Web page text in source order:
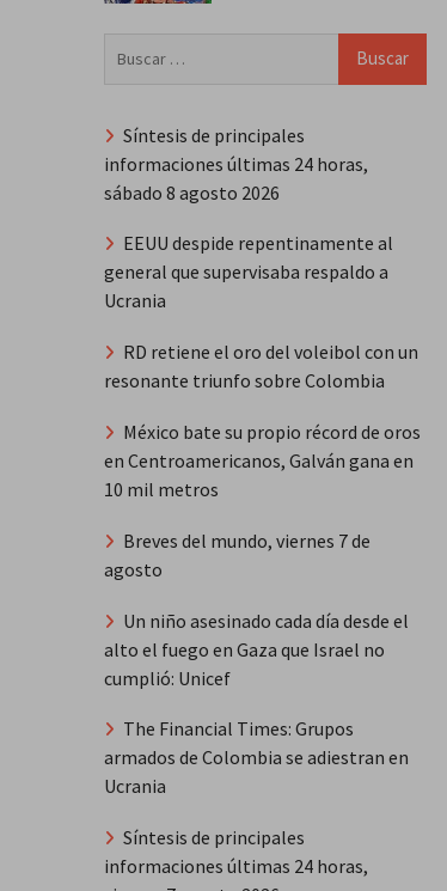
Síntesis de principales
informaciones últimas 24 horas,
sábado 8 agosto 2026
EEUU despide repentinamente al
general que supervisaba respaldo a
Ucrania
RD retiene el oro del voleibol con un
resonante triunfo sobre Colombia
México bate su propio récord de oros
en Centroamericanos, Galván gana en
10 mil metros
Breves del mundo, viernes 7 de
agosto
Un niño asesinado cada día desde el
alto el fuego en Gaza que Israel no
cumplió: Unicef
The Financial Times: Grupos
armados de Colombia se adiestran en
Ucrania
Síntesis de principales
informaciones últimas 24 horas,